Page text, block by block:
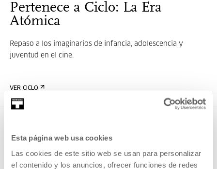
Esta página web usa cookies
Las cookies de este sitio web se usan para personalizar
el contenido y los anuncios, ofrecer funciones de redes
Pertenece a Ciclo: La Era
Atómica
Repaso a los imaginarios de infancia, adolescencia y
juventud en el cine.
VER CICLO